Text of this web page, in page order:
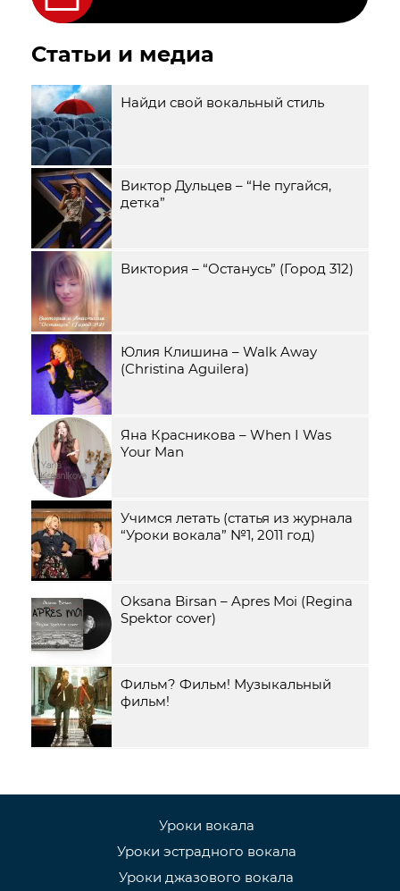
Статьи и медиа
Найди свой вокальный стиль
Виктор Дульцев – “Не пугайся,
детка”
Виктория – “Останусь” (Город 312)
Юлия Клишина – Walk Away
(Christina Aguilera)
Яна Красникова – When I Was
Your Man
Учимся летать (статья из журнала
“Уроки вокала” №1, 2011 год)
Oksana Birsan – Apres Moi (Regina
Spektor cover)
Фильм? Фильм! Музыкальный
фильм!
Уроки вокала
Уроки эстрадного вокала
Уроки джазового вокала